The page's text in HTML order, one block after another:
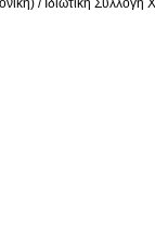
/ Ιδιωτική